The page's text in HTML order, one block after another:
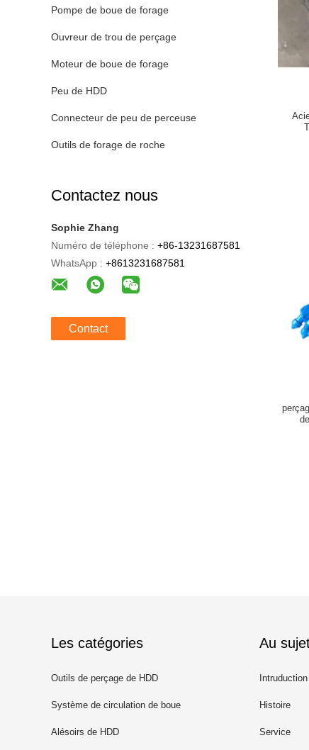
Pompe de boue de forage
Ouvreur de trou de perçage
Moteur de boue de forage
Peu de HDD
Connecteur de peu de perceuse
Outils de forage de roche
Contactez nous
Sophie Zhang
Numéro de téléphone : +86-13231687581
WhatsApp : +8613231687581
Contact
Les catégories
Outils de perçage de HDD
Système de circulation de boue
Alésoirs de HDD
Au
Intruduction
Histoire
Service